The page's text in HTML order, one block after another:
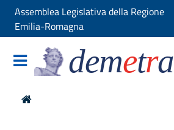
Assemblea Legislativa della Regione
Emilia-Romagna
demetra